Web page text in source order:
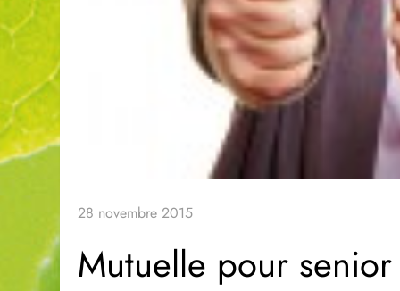
28 novembre 2015
Mutuelle pour